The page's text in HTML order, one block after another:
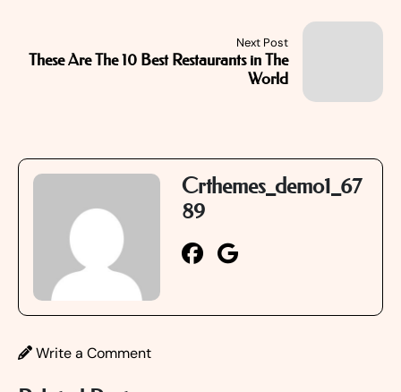
Next Post
These Are The 10 Best Restaurants in The
World
Crthemes_demo1_67
89
Write a Comment